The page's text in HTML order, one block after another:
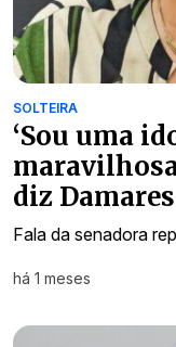
SOLTEIRA
‘Sou uma
diz
Fala da senadora
há 1 meses